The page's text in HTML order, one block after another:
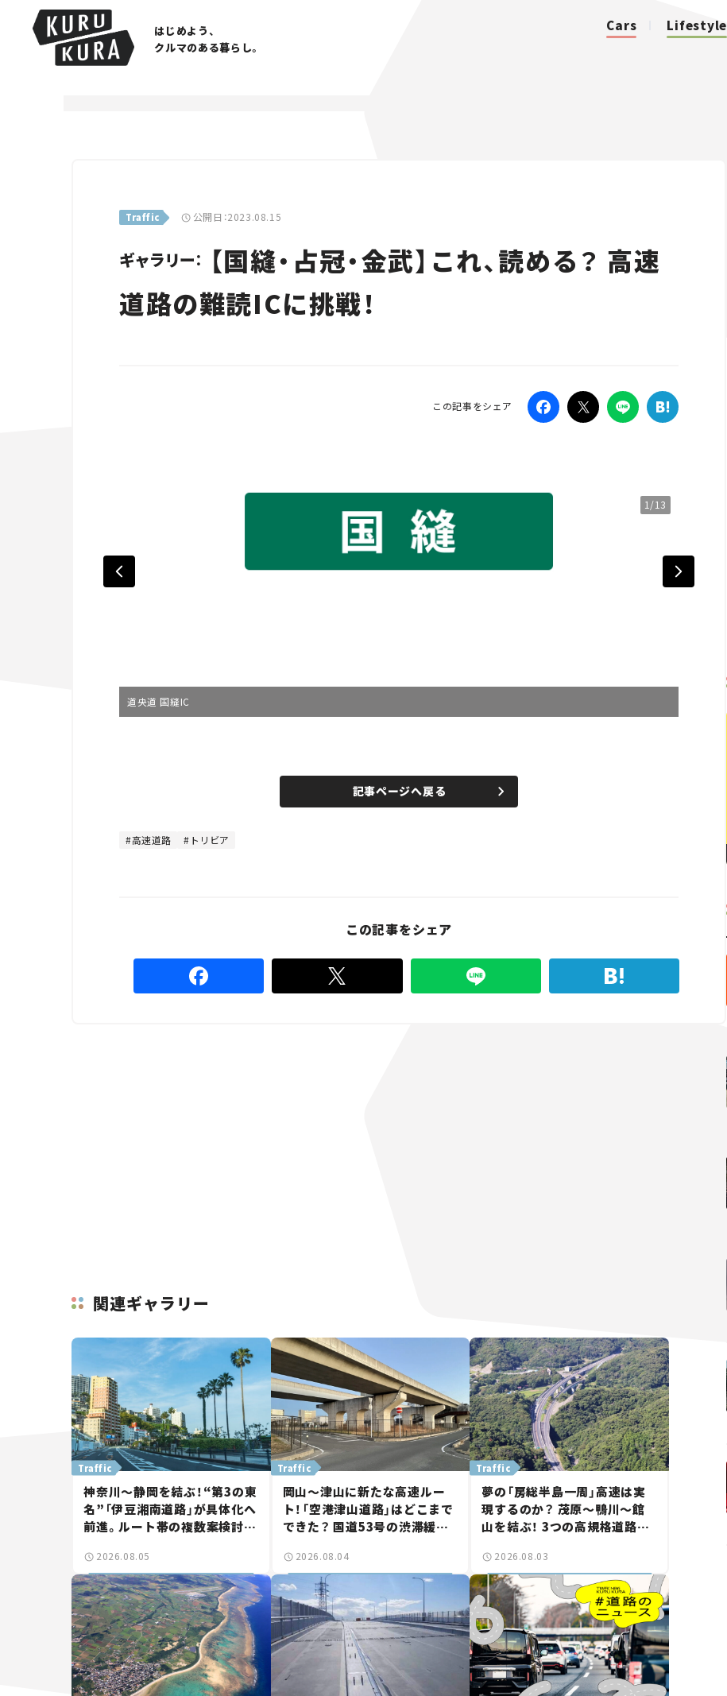
はじめよう、
クルマのある暮らし。
Cars Lifestyle
Traffic 公開日：2023.08.15
ギャラリー： 【国縫・占冠・金武】これ、読める？ 高速
道路の難読ICに挑戦！
この記事をシェア
1/13
道央道 国縫IC
記事ページへ戻る
高速道路 トリビア
この記事をシェア
関連ギャラリー
Traffic
神奈川～静岡を結ぶ！“第3の東
名”「伊豆湘南道路」が具体化へ
前進。ルート帯の複数案検討
【いま気になる道路計画】
2026.08.05
Traffic
岡山～津山に新たな高速ルー
ト！「空港津山道路」はどこまで
できた？ 国道53号の渋滞緩和
【いま気になる道路計画】
2026.08.04
Traffic
夢の「房総半島一周」高速は実
現するのか？ 茂原～鴨川～館
山を結ぶ！ 3つの高規格道路計
討進む【いま気になる道路計
画】
2026.08.03
Traffic
Campaign